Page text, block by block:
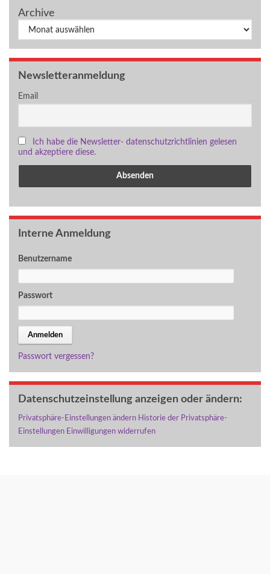
Archive
Archiv
Newsletteranmeldung
Email
Ich habe die Newsletter- datenschutzrichtlinien gelesen
und akzeptiere diese.
Interne Anmeldung
Benutzername
Passwort
Passwort vergessen?
Datenschutzeinstellung anzeigen oder ändern:
Privatsphäre-Einstellungen ändern Historie der Privatsphäre-
Einstellungen Einwilligungen widerrufen